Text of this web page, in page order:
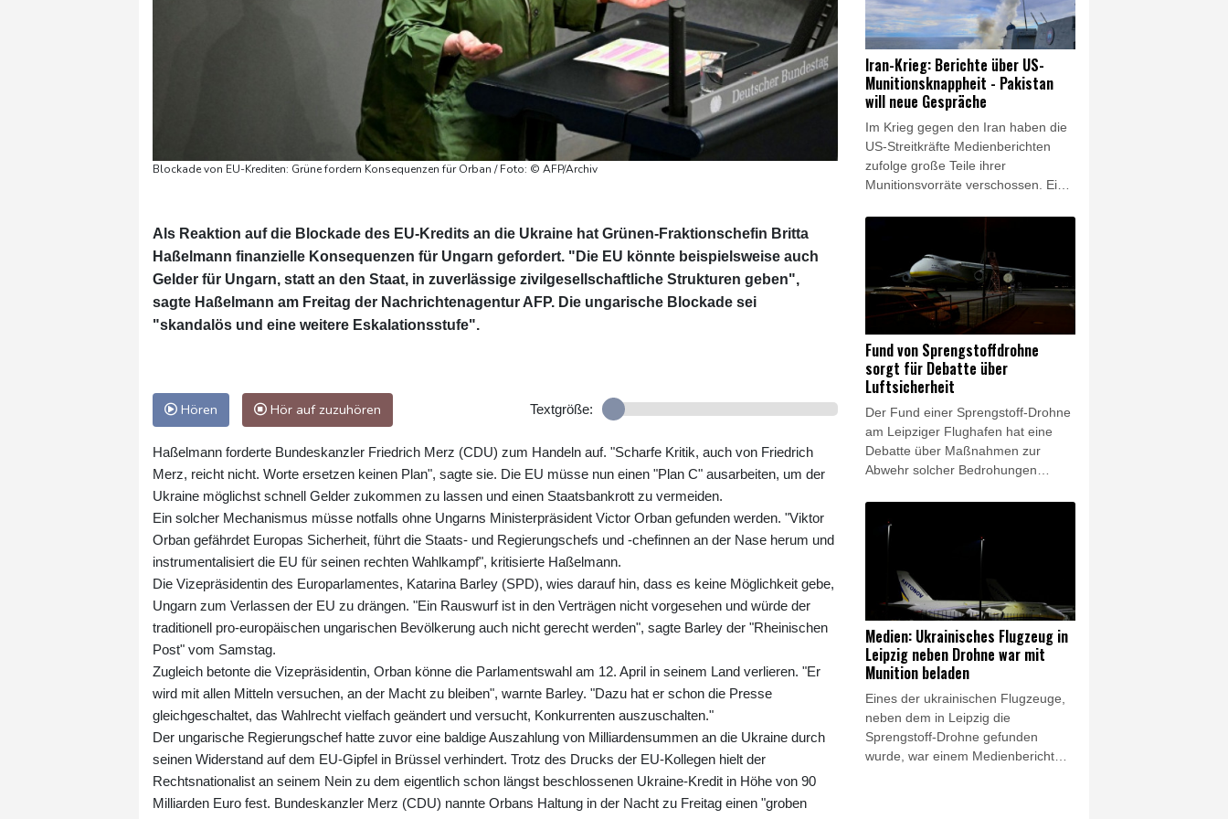
Blockade von EU-Krediten: Grüne fordern Konsequenzen für Orban / Foto: © AFP/Archiv
Als Reaktion auf die Blockade des EU-Kredits an die Ukraine hat Grünen-Fraktionschefin Britta
Haßelmann finanzielle Konsequenzen für Ungarn gefordert. "Die EU könnte beispielsweise auch
Gelder für Ungarn, statt an den Staat, in zuverlässige zivilgesellschaftliche Strukturen geben",
sagte Haßelmann am Freitag der Nachrichtenagentur AFP. Die ungarische Blockade sei
"skandalös und eine weitere Eskalationsstufe".
Hören Hör auf zuzuhören Textgröße:
Haßelmann forderte Bundeskanzler Friedrich Merz (CDU) zum Handeln auf. "Scharfe Kritik, auch von Friedrich
Merz, reicht nicht. Worte ersetzen keinen Plan", sagte sie. Die EU müsse nun einen "Plan C" ausarbeiten, um der
Ukraine möglichst schnell Gelder zukommen zu lassen und einen Staatsbankrott zu vermeiden.
Ein solcher Mechanismus müsse notfalls ohne Ungarns Ministerpräsident Victor Orban gefunden werden. "Viktor
Orban gefährdet Europas Sicherheit, führt die Staats- und Regierungschefs und -chefinnen an der Nase herum und
instrumentalisiert die EU für seinen rechten Wahlkampf", kritisierte Haßelmann.
Die Vizepräsidentin des Europarlamentes, Katarina Barley (SPD), wies darauf hin, dass es keine Möglichkeit gebe,
Ungarn zum Verlassen der EU zu drängen. "Ein Rauswurf ist in den Verträgen nicht vorgesehen und würde der
traditionell pro-europäischen ungarischen Bevölkerung auch nicht gerecht werden", sagte Barley der "Rheinischen
Post" vom Samstag.
Zugleich betonte die Vizepräsidentin, Orban könne die Parlamentswahl am 12. April in seinem Land verlieren. "Er
wird mit allen Mitteln versuchen, an der Macht zu bleiben", warnte Barley. "Dazu hat er schon die Presse
gleichgeschaltet, das Wahlrecht vielfach geändert und versucht, Konkurrenten auszuschalten."
Der ungarische Regierungschef hatte zuvor eine baldige Auszahlung von Milliardensummen an die Ukraine durch
seinen Widerstand auf dem EU-Gipfel in Brüssel verhindert. Trotz des Drucks der EU-Kollegen hielt der
Rechtsnationalist an seinem Nein zu dem eigentlich schon längst beschlossenen Ukraine-Kredit in Höhe von 90
Milliarden Euro fest. Bundeskanzler Merz (CDU) nannte Orbans Haltung in der Nacht zu Freitag einen "groben
vertreiben", sagte der
stellvertretende Sprecher des
russischen Außenministeriums,
Alexej Fadejew, am Donnerstag. Es
gebe in Frankreich eine "Zensur
von Meinungen, die nicht der
offiziellen Linie entsprechen".
Iran-Krieg: Berichte über US-
Munitionsknappheit - Pakistan
will neue Gespräche
Im Krieg gegen den Iran haben die
US-Streitkräfte Medienberichten
zufolge große Teile ihrer
Munitionsvorräte verschossen. Ein
Präsident Donald Trump von
schrieb etwa die "Washington Post".
Trump wies die Berichte am
Donnerstag zurück und drohte den
Journalisten mit langen Haftstrafen.
Nachdem sich der Iran und Oman
auf eine neue Route durch die
Straße von Hormus geeinigt hatten,
hofft Vermittler Pakistan
unterdessen auf neue
Verhandlungen zwischen
Washington und Teheran.
Fund von Sprengstoffdrohne
sorgt für Debatte über
Luftsicherheit
Der Fund einer Sprengstoff-Drohne
am Leipziger Flughafen hat eine
Debatte über Maßnahmen zur
Abwehr solcher Bedrohungen
Donnerstag klarer geregelte
Zuständigkeiten der Behörden. Die
SPD sieht Deutschland hierbei auf
wurden brisante Ermittlungs-Details
bekannt: Eine der ukrainischen
Frachtmaschinen, neben der die
Drohne gefunden wurde, war einem
Medienbericht zufolge mit Munition
beladen.
Medien: Ukrainisches Flugzeug in
Leipzig neben Drohne war mit
Munition beladen
Eines der ukrainischen Flugzeuge,
neben dem in Leipzig die
Sprengstoff-Drohne gefunden
wurde, war einem Medienbericht